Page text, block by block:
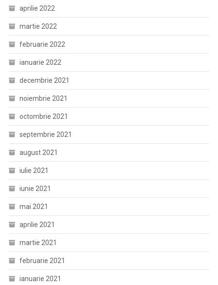
aprilie 2022
martie 2022
februarie 2022
ianuarie 2022
decembrie 2021
noiembrie 2021
octombrie 2021
septembrie 2021
august 2021
iulie 2021
iunie 2021
mai 2021
aprilie 2021
martie 2021
februarie 2021
ianuarie 2021